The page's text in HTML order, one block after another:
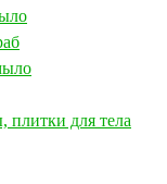
плитки для тела